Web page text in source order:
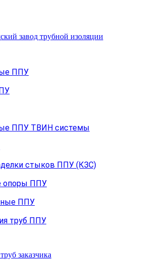
ППУ
ППУ ТВИН системы
стыков ППУ (КЗС)
опоры ППУ
ППУ
труб ППУ
заказчика